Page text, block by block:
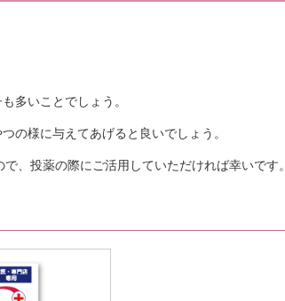
多いことでしょう。
の様に与えてあげると良いでしょう。
、投薬の際にご活用していただければ幸いです。